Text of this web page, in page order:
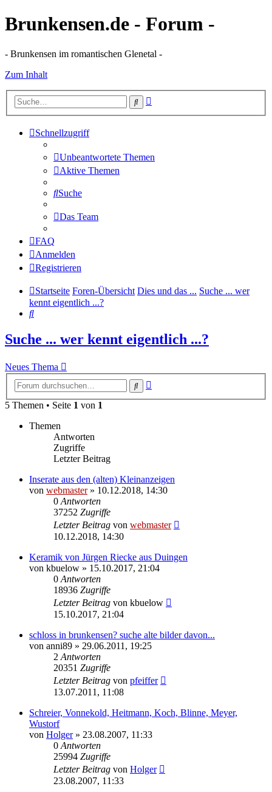
Brunkensen.de - Forum -
- Brunkensen im romantischen Glenetal -
Zum Inhalt
Suche
Schnellzugriff
Unbeantwortete Themen
Aktive Themen
Suche
Das Team
FAQ
Anmelden
Registrieren
Startseite Foren-Übersicht Dies und das ... Suche ... wer
kennt eigentlich ...?
Suche
Suche ... wer kennt eigentlich ...?
Neues Thema
Suche
5 Themen • Seite 1 von 1
Themen
Antworten
Zugriffe
Letzter Beitrag
Inserate aus den (alten) Kleinanzeigen
von webmaster» 10.12.2018, 14:30
0 Antworten
37252 Zugriffe
Letzter Beitrag von webmaster
10.12.2018, 14:30
Keramik von Jürgen Riecke aus Duingen
von kbuelow » 15.10.2017, 21:04
0 Antworten
18936 Zugriffe
Letzter Beitrag von kbuelow
15.10.2017, 21:04
schloss in brunkensen? suche alte bilder davon...
von anni89 » 29.06.2011, 19:25
2 Antworten
20351 Zugriffe
Letzter Beitrag von pfeiffer
13.07.2011, 11:08
Schreier, Vonnekold, Heitmann, Koch, Blinne, Meyer,
Wustorf
von Holger» 23.08.2007, 11:33
0 Antworten
25994 Zugriffe
Letzter Beitrag von Holger
23.08.2007, 11:33